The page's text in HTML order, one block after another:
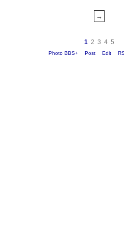
1 2 3 4 5
Photo BBS+ Post Edit